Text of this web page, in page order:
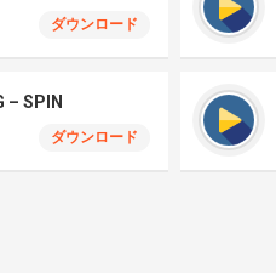
ダウンロード
– SPIN
ダウンロード